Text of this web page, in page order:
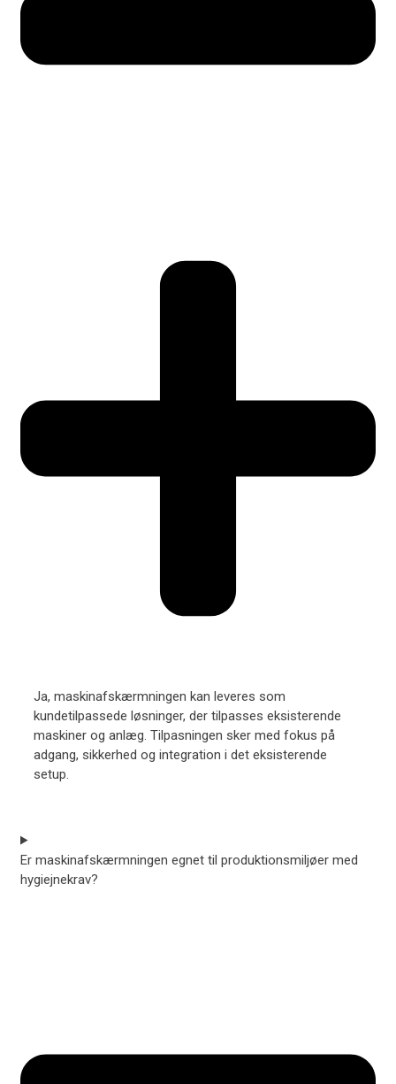
Ja, maskinafskærmningen kan leveres som
kundetilpassede løsninger, der tilpasses eksisterende
maskiner og anlæg. Tilpasningen sker med fokus på
adgang, sikkerhed og integration i det eksisterende
setup.
Er maskinafskærmningen egnet til produktionsmiljøer med
hygiejnekrav?